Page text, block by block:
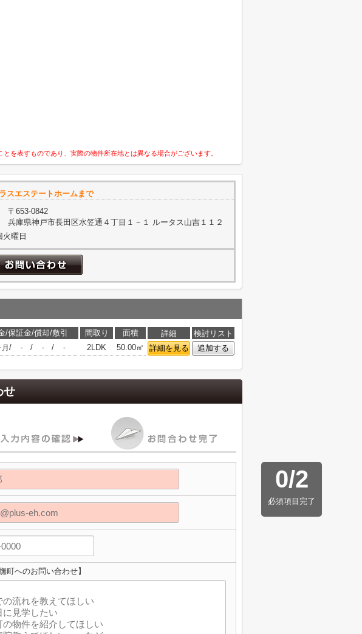
を表すものであり、実際の物件所在地とは異なる場合がございます。
スエステートホームまで
〒653-0842
兵庫県神戸市長田区水笠通４丁目１－１ ルータス山吉１１２
曜日
/保証金/償却/敷引 間取り 面積 詳細
検討リスト
/ - / - / - 2LDK 50.00㎡ 詳細を見る 追加する
せ
0/2
必須項目完了
町へのお問い合わせ】